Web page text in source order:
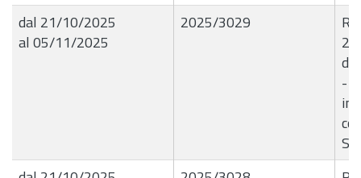
dal 21/10/2025
al 05/11/2025
2025/3029
-